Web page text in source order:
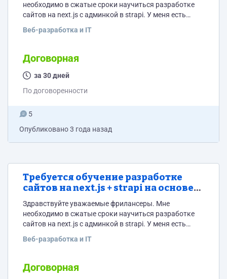
необходимо в сжатые сроки научиться разработке
сайтов на next.js с админкой в strapi. У меня есть
решении. Пример того что хочу получить имеется в
админками, покажу при обсуждении условий с
потенциальным ментором-учителем) Отвечу на
потенциальный вопрос "чего сам курсы не
Веб-разработка и IT
Договорная
за 30 дней
По договоренности
5
Опубликовано3 года назад
Требуется обучение разработке
сайтов на next.js + strapi на основе
примера разработки сайта по
дизайну из figma
Здравствуйте уважаемые фрилансеры. Мне
необходимо в сжатые сроки научиться разработке
сайтов на next.js с админкой в strapi. У меня есть
решении. Пример того что хочу получить имеется в
админками, покажу при обсуждении условий с
потенциальным ментором-учителем) Отвечу на
Веб-разработка и IT
Договорная